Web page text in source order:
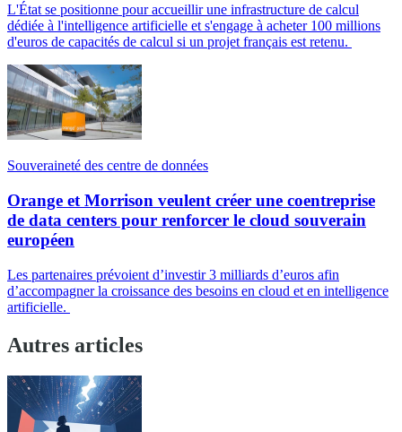
L'État se positionne pour accueillir une infrastructure de calcul
dédiée à l'intelligence artificielle et s'engage à acheter 100 millions
d'euros de capacités de calcul si un projet français est retenu.
Souveraineté des centre de données
Orange et Morrison veulent créer une coentreprise
de data centers pour renforcer le cloud souverain
européen
Les partenaires prévoient d’investir 3 milliards d’euros afin
d’accompagner la croissance des besoins en cloud et en intelligence
artificielle.
Autres articles